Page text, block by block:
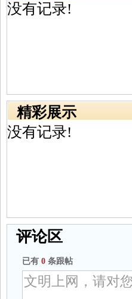
没有记录!
精彩展示
没有记录!
评论区
已有 0 条跟帖